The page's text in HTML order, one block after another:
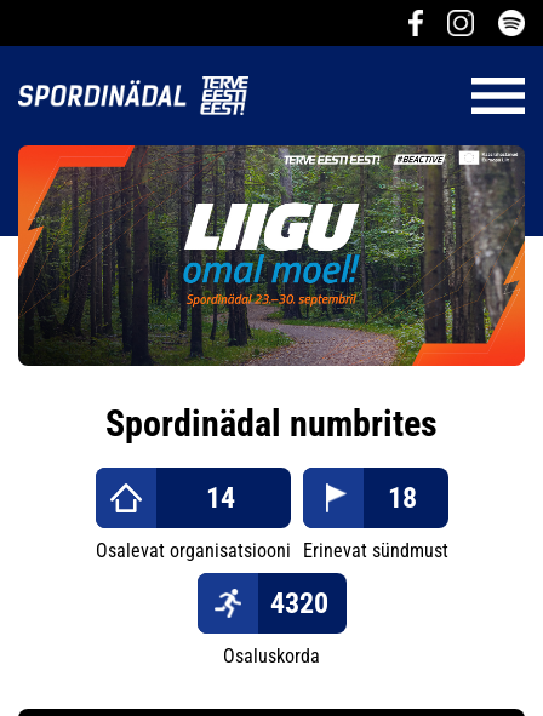
Spordinädal numbrites
14
Osalevat organisatsiooni
18
Erinevat sündmust
4320
Osaluskorda